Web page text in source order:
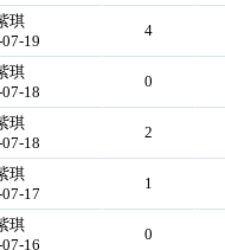
琪
19
4
琪
18
0
琪
18
2
琪
17
1
琪
16
0